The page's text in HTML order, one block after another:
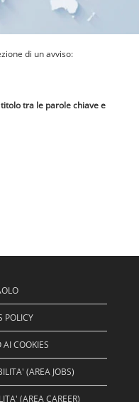
di un avviso:
tra le parole chiave e
POLICY
COOKIES
(AREA JOBS)
(AREA CAREER)